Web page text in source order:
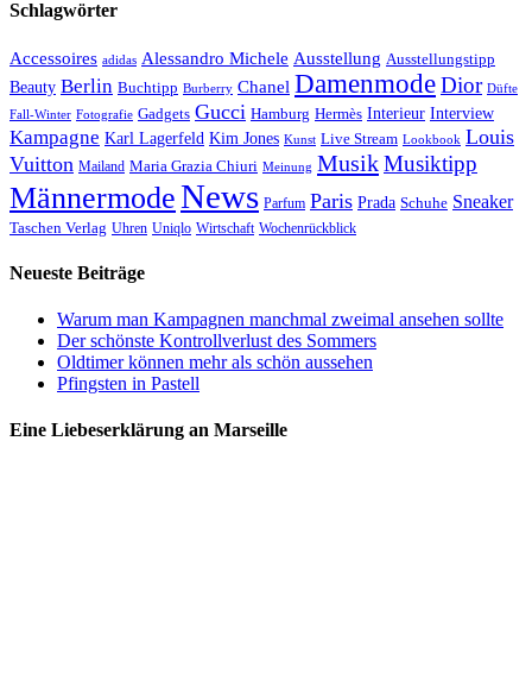
Schlagwörter
Accessoires adidas Alessandro Michele Ausstellung Ausstellungstipp
Beauty Berlin Buchtipp Burberry Chanel DamenmodeDior Düfte
Fall-Winter Fotografie Gadgets Gucci Hamburg Hermès Interieur Interview
Kampagne Karl Lagerfeld Kim Jones Kunst Live Stream Lookbook Louis
Vuitton Mailand Maria Grazia Chiuri Meinung MusikMusiktipp
MännermodeNews Parfum Paris Prada Schuhe Sneaker
Taschen Verlag Uhren Uniqlo Wirtschaft Wochenrückblick
Neueste Beiträge
Warum man Kampagnen manchmal zweimal ansehen sollte
Der schönste Kontrollverlust des Sommers
Oldtimer können mehr als schön aussehen
Pfingsten in Pastell
Eine Liebeserklärung an Marseille